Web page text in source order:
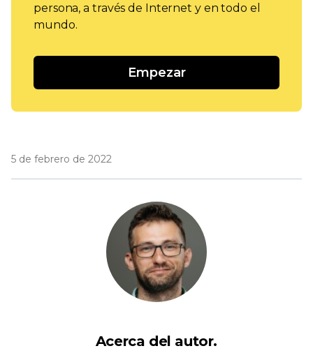
persona, a través de Internet y en todo el
mundo.
Empezar
5 de febrero de 2022
Acerca del autor.